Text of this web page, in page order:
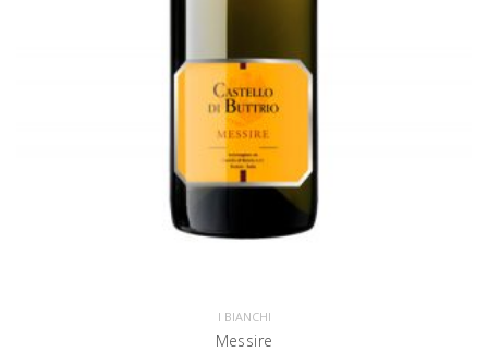
I BIANCHI
Messire